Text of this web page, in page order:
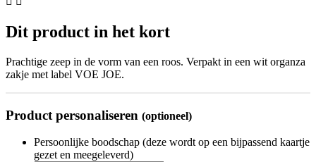
Dit product in het kort
Prachtige zeep in de vorm van een roos. Verpakt in een wit organza
zakje met label VOE JOE.
Product personaliseren (optioneel)
Persoonlijke boodschap (deze wordt op een bijpassend kaartje
gezet en meegeleverd)